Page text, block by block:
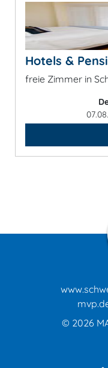
Hotels &
freie Zimmer in
© 2026